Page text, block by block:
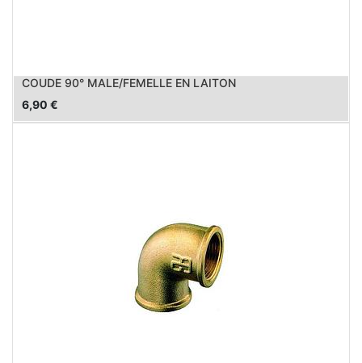
COUDE 90° MALE/FEMELLE EN LAITON
6,90 €